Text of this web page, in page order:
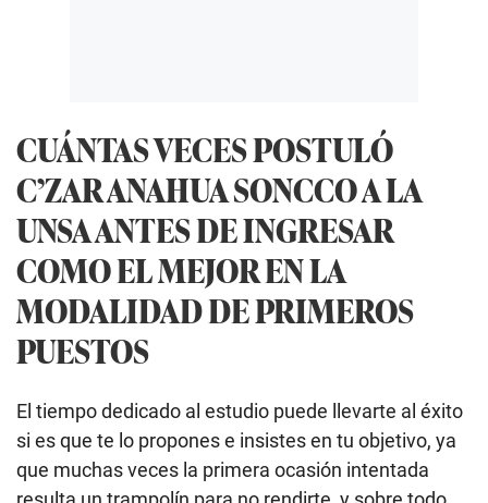
CUÁNTAS VECES POSTULÓ
C’ZAR ANAHUA SONCCO A LA
UNSA ANTES DE INGRESAR
COMO EL MEJOR EN LA
MODALIDAD DE PRIMEROS
PUESTOS
El tiempo dedicado al estudio puede llevarte al éxito
si es que te lo propones e insistes en tu objetivo, ya
que muchas veces la primera ocasión intentada